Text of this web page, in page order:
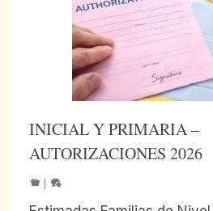
INICIAL Y PRIMARIA –
AUTORIZACIONES 2026